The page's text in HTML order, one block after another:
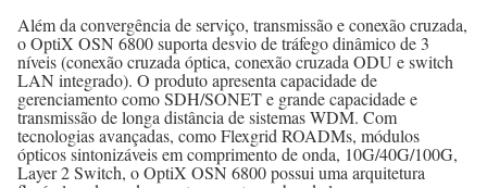
Além da convergência de serviço, transmissão e conexão cruzada,
o OptiX OSN 6800 suporta desvio de tráfego dinâmico de 3
níveis (conexão cruzada óptica, conexão cruzada ODU e switch
LAN integrado). O produto apresenta capacidade de
gerenciamento como SDH/SONET e grande capacidade e
transmissão de longa distância de sistemas WDM. Com
tecnologias avançadas, como Flexgrid ROADMs, módulos
ópticos sintonizáveis ​​em comprimento de onda, 10G/40G/100G,
Layer 2 Switch, o OptiX OSN 6800 possui uma arquitetura